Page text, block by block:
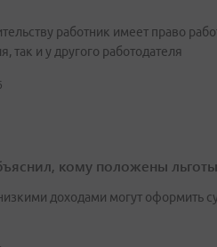
работник имеет право
так и у другого работодателя
кому положены
доходами могут оформить